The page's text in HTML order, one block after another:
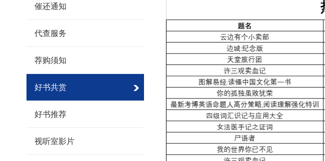
催还通知
代查服务
荐购须知
好书共赏
好书推荐
视听室影片